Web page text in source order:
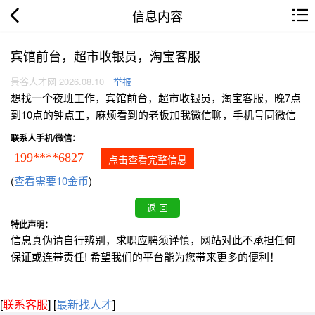
信息内容
宾馆前台，超市收银员，淘宝客服
景谷人才网 2026.08.10 举报
想找一个夜班工作，宾馆前台，超市收银员，淘宝客服，晚7点
到10点的钟点工，麻烦看到的老板加我微信聊，手机号同微信
联系人手机/微信：
199****6827 点击查看完整信息
(查看需要10金币)
特此声明：
信息真伪请自行辨别，求职应聘须谨慎，网站对此不承担任何
保证或连带责任! 希望我们的平台能为您带来更多的便利！
[联系客服] [最新找人才]